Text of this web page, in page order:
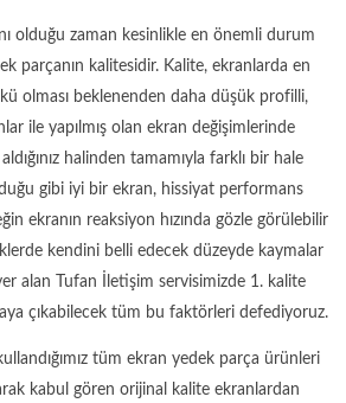
olduğu zaman kesinlikle en önemli durum
parçanın kalitesidir. Kalite, ekranlarda en
olması beklenenden daha düşük profilli,
ile yapılmış olan ekran değişimlerinde
halinden tamamıyla farklı bir hale
gibi iyi bir ekran, hissiyat performans
ekranın reaksiyon hızında gözle görülebilir
kendini belli edecek düzeyde kaymalar
alan Tufan İletişim servisimizde 1. kalite
çıkabilecek tüm bu faktörleri defediyoruz.
tüm ekran yedek parça ürünleri
kabul gören orijinal kalite ekranlardan